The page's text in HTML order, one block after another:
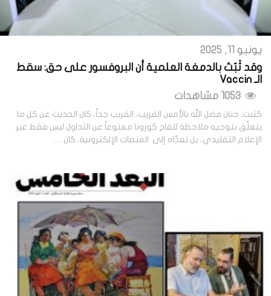
يونيو 11, 2025
وقد ثَبُتَ بالدمغة العلمية أن البروفسور على حق: سقط
الـ Vaccin
كتبت: حنان فضل الله بالأمس القريب، القريب جداً، كان الحديث عن كل ما
يتعلّق بتوجيه ملاحظة للقاح كورونا ممنوعاً عن التداول ليس فقط عبر
الإعلام التقليدي، بل تعدّاه إلى المنصات الإلكترونية، كان …